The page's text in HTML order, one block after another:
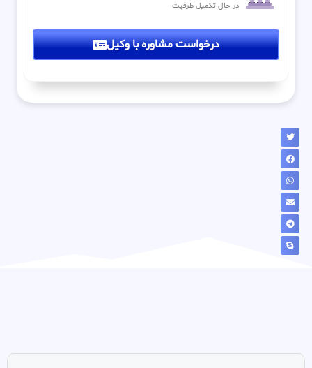
در حال تکمیل ظرفیت
درخواست مشاوره با وکیل